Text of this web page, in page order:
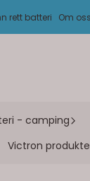
rett batteri Om oss
- camping
Victron